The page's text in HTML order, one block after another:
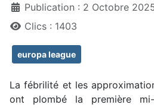
Publication : 2 Octobre
Clics : 1403
europa league
La fébrilité et les
ont plombé la première